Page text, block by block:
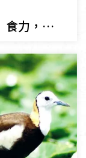
【綠色保育】來里仁發現「綠」食力，為動物「留」生機！